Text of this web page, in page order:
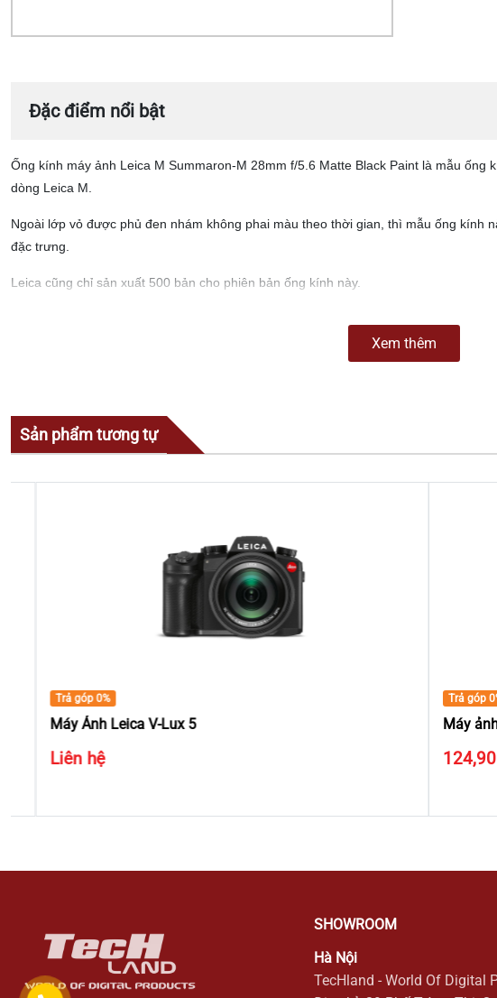
Đặc điểm nổi bật
Ống kính máy ảnh Leica M Summaron-M 28mm f/5.6 Matte Black Paint là mẫu ống
dòng Leica M.
Ngoài lớp vỏ được phủ đen nhám không phai màu theo thời gian, thì mẫu ống kính
đặc trưng.
Leica cũng chỉ sản xuất 500 bản cho phiên bản ống kính này.
Xem thêm
Sản phẩm tương tự
Trả góp 0%
Máy Ảnh Leica V-Lux 5
Liên hệ
Trả góp 0%
Máy ảnh
SHOWROOM
Hà Nội
TecHland - World Of Digital